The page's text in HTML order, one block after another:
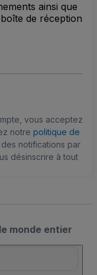
ainsi que
de réception
vous acceptez
notre politique de
notifications par
désinscrire à tout
monde entier